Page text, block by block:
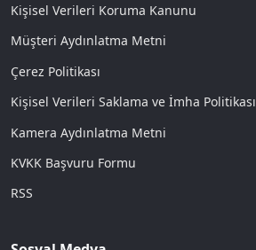
Kişisel Verileri Koruma Kanunu
Müşteri Aydınlatma Metni
Çerez Politikası
Kişisel Verileri Saklama ve İmha Politikası
Kamera Aydınlatma Metni
KVKK Başvuru Formu
RSS